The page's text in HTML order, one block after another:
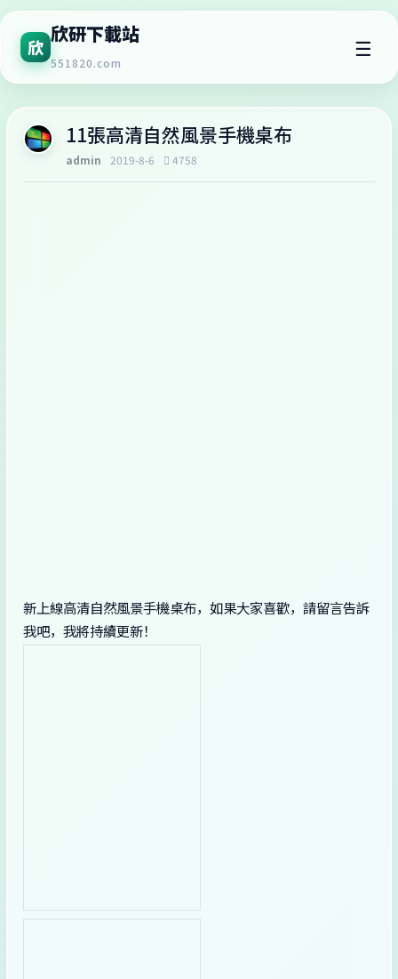
欣
欣研下載站
551820.com
☰
11張高清自然風景手機桌布
admin 2019-8-6 4758
新上線高清自然風景手機桌布，如果大家喜歡，請留言告訴
我吧，我將持續更新！